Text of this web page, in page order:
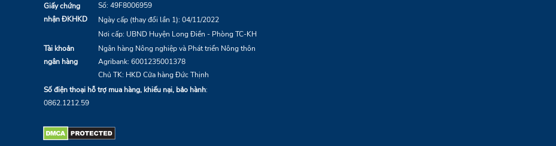
Giấy chứng
nhận ĐKHKD
Số: 49F8006959
Ngày cấp (thay đổi lần 1): 04/11/2022
Nơi cấp: UBND Huyện Long Điền - Phòng TC-KH
Tài khoản
ngân hàng
Ngân hàng Nông nghiệp và Phát triển Nông thôn
Agribank: 6001235001378
Chủ TK: HKD Cửa hàng Đức Thịnh
Số điện thoại hỗ trợ mua hàng, khiếu nại, bảo hành:
0862.1212.59